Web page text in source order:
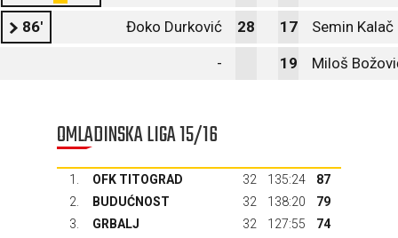
86' Đoko Durković 28 17 Semin Kalač
- 19 Miloš
OMLADINSKA LIGA 15/16
1. OFK TITOGRAD 32 135:24
87
2.
BUDUĆNOST 32 138:20
79
3.
GRBALJ 32 127:55
74